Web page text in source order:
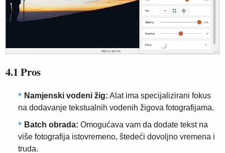
4.1 Pros
Namjenski vodeni žig: Alat ima specijalizirani fokus
na dodavanje tekstualnih vodenih žigova fotografijama.
Batch obrada: Omogućava vam da dodate tekst na
više fotografija istovremeno, štedeći dovoljno vremena i
truda.